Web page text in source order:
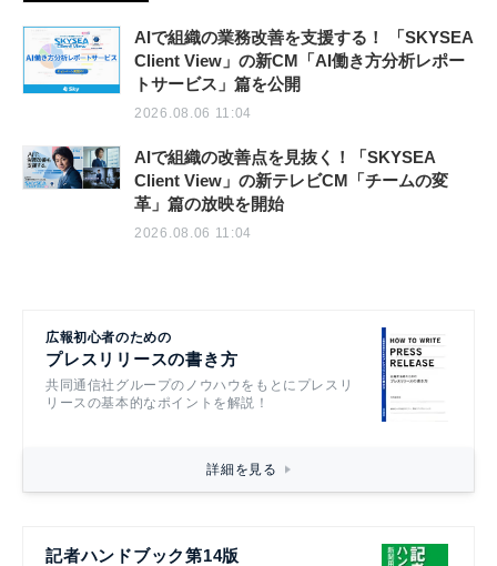
AIで組織の業務改善を支援する！ 「SKYSEA
Client View」の新CM「AI働き方分析レポー
トサービス」篇を公開
2026.08.06 11:04
AIで組織の改善点を見抜く！「SKYSEA
Client View」の新テレビCM「チームの変
革」篇の放映を開始
2026.08.06 11:04
広報初心者のための
プレスリリースの書き方
共同通信社グループのノウハウをもとにプレスリ
リースの基本的なポイントを解説！
詳細を見る
記者ハンドブック第14版